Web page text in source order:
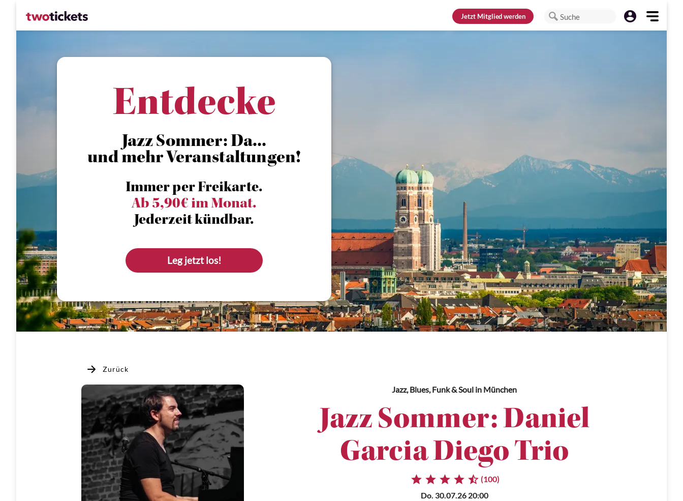
JetztMitglied werden Suche
Entdecke
Jazz Sommer: Da...
und mehr Veranstaltungen!
Immer per Freikarte.
Ab 5,90€ im Monat.
Jederzeit kündbar.
Leg jetzt los!
Zurück
Jazz, Blues, Funk & Soul in München
Jazz Sommer: Daniel
Garcia Diego Trio
(100)
Do. 30.07.26 20:00